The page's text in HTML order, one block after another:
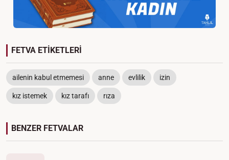
FETVA ETİKETLERİ
ailenin kabul etmemesi anne evlilik izin
kız istemek kız tarafı rıza
BENZER FETVALAR